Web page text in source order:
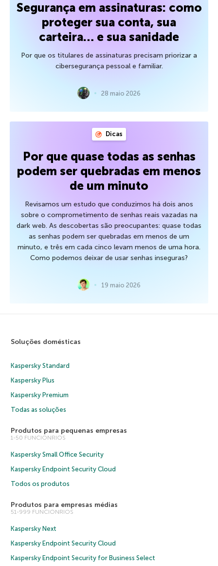
Segurança em assinaturas: como
proteger sua conta, sua
carteira… e sua sanidade
Por que os titulares de assinaturas precisam priorizar a
cibersegurança pessoal e familiar.
28 maio 2026
Dicas
Por que quase todas as senhas
podem ser quebradas em menos
de um minuto
Revisamos um estudo que conduzimos há dois anos
sobre o comprometimento de senhas reais vazadas na
dark web. As descobertas são preocupantes: quase todas
as senhas podem ser quebradas em menos de um
minuto, e três em cada cinco levam menos de uma hora.
Como podemos deixar de usar senhas inseguras?
19 maio 2026
Soluções domésticas
Kaspersky Standard
Kaspersky Plus
Kaspersky Premium
Todas as soluções
Produtos para pequenas empresas
1-50 FUNCIONRIOS
Kaspersky Small Office Security
Kaspersky Endpoint Security Cloud
Todos os produtos
Produtos para empresas médias
51-999 FUNCIONRIOS
Kaspersky Next
Kaspersky Endpoint Security Cloud
Kaspersky Endpoint Security for Business Select